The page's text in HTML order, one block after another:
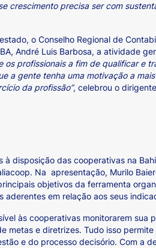
crescimento precisa ser com
o Conselho Regional de
André Luis Barbosa, a atividade
os profissionais a fim de qualificar e
gente tenha uma motivação a
da profissão”, celebrou o
à disposição das cooperativas na
Na apresentação, Murilo
objetivos da ferramenta
aderentes em relação aos seus
às cooperativas monitorarem
metas e diretrizes. Tudo isso
e do processo decisório. Com a